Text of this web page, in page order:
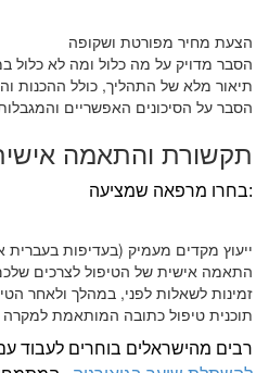
הצעת מחיר מפורטת ושקופה
הסבר מדויק על מה כלול ומה לא כלול
תיאור מלא של התהליך, כולל ההכנות
הסבר על הסיכונים האפשריים
תקשורת והתאמה
בחרו מרפאה שמציעה:
ייעוץ מקדים מעמיק (בעדיפות בעברית
התאמה אישית של הטיפול לצרכים
זמינות לשאלות לפני, במהלך ולאחר
תוכנית טיפול כתובה המותאמת
רבים מהישראלים בוחרים לעבוד